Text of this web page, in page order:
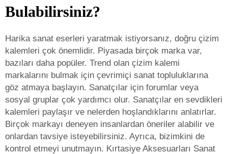
Bulabilirsiniz?
Harika sanat eserleri yaratmak istiyorsanız, doğru çizim
kalemleri çok önemlidir. Piyasada birçok marka var,
bazıları daha popüler. Trend olan çizim kalemi
markalarını bulmak için çevrimiçi sanat topluluklarına
göz atmaya başlayın. Sanatçılar için forumlar veya
sosyal gruplar çok yardımcı olur. Sanatçılar en sevdikleri
kalemleri paylaşır ve nelerden hoşlandıklarını anlatırlar.
Birçok markayı deneyen insanlardan öneriler alabilir ve
onlardan tavsiye isteyebilirsiniz. Ayrıca, bizimkini de
kontrol etmeyi unutmayın. Kırtasiye Aksesuarları Sanat